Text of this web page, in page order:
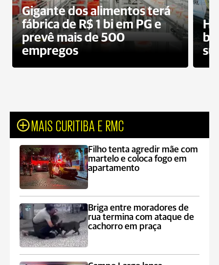
Gigante dos alimentos terá
fábrica de R$ 1 bi em PG e
prevê mais de 500
empregos
MAIS CURITIBA E RMC
Filho tenta agredir mãe com
martelo e coloca fogo em
apartamento
Briga entre moradores de
rua termina com ataque de
cachorro em praça